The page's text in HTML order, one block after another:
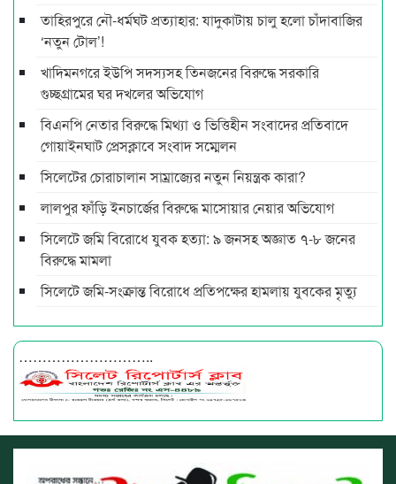
তাহিরপুরে নৌ-ধর্মঘট প্রত্যাহার: যাদুকাটায় চালু হলো চাঁদাবাজির
‘নতুন টোল’!
খাদিমনগরে ইউপি সদস্যসহ তিনজনের বিরুদ্ধে সরকারি
গুচ্ছগ্রামের ঘর দখলের অভিযোগ
বিএনপি নেতার বিরুদ্ধে মিথ্যা ও ভিত্তিহীন সংবাদের প্রতিবাদে
গোয়াইনঘাট প্রেসক্লাবে সংবাদ সম্মেলন
সিলেটের চোরাচালান সাম্রাজ্যের নতুন নিয়ন্ত্রক কারা?
লালপুর ফাঁড়ি ইনচার্জের বিরুদ্ধে মাসোয়ার নেয়ার অভিযোগ
সিলেটে জমি বিরোধে যুবক হত্যা: ৯ জনসহ অজ্ঞাত ৭-৮ জনের
বিরুদ্ধে মামলা
সিলেটে জমি-সংক্রান্ত বিরোধে প্রতিপক্ষের হামলায় যুবকের মৃত্যু
………………………..